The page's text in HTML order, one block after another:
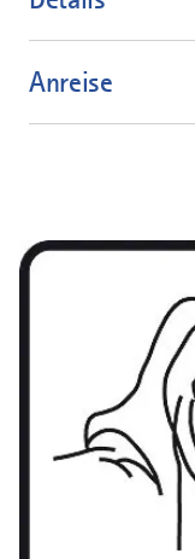
Anreise